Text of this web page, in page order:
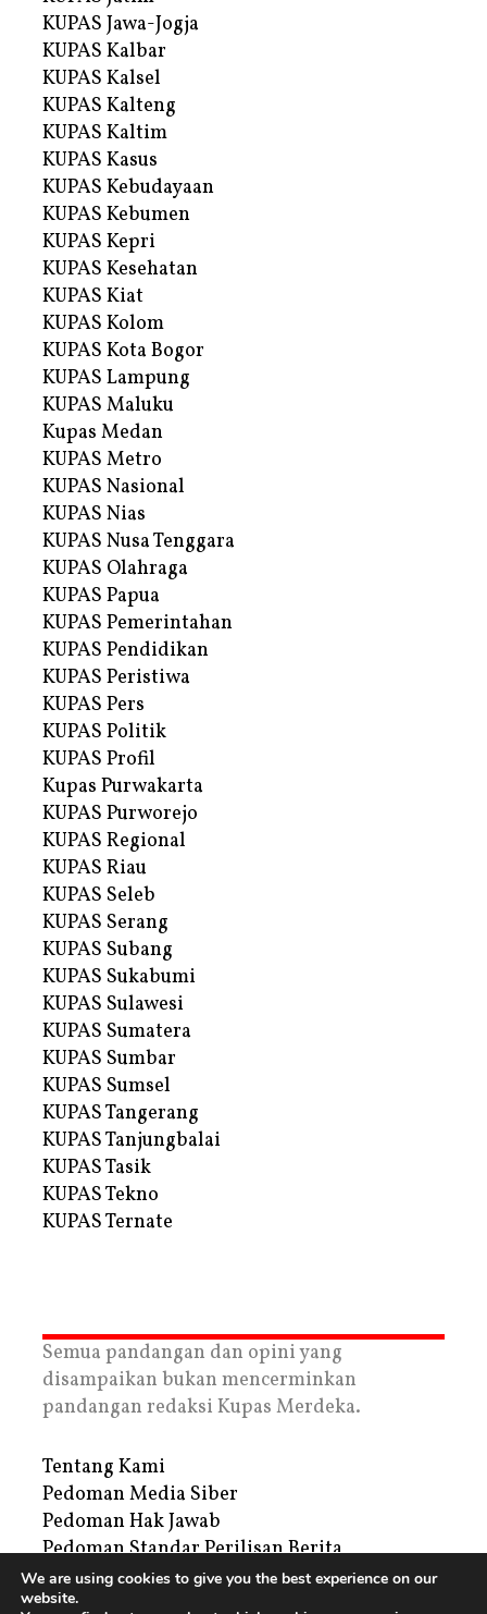
KUPAS Jawa-Jogja
KUPAS Kalbar
KUPAS Kalsel
KUPAS Kalteng
KUPAS Kaltim
KUPAS Kasus
KUPAS Kebudayaan
KUPAS Kebumen
KUPAS Kepri
KUPAS Kesehatan
KUPAS Kiat
KUPAS Kolom
KUPAS Kota Bogor
KUPAS Lampung
KUPAS Maluku
Kupas Medan
KUPAS Metro
KUPAS Nasional
KUPAS Nias
KUPAS Nusa Tenggara
KUPAS Olahraga
KUPAS Papua
KUPAS Pemerintahan
KUPAS Pendidikan
KUPAS Peristiwa
KUPAS Pers
KUPAS Politik
KUPAS Profil
Kupas Purwakarta
KUPAS Purworejo
KUPAS Regional
KUPAS Riau
KUPAS Seleb
KUPAS Serang
KUPAS Subang
KUPAS Sukabumi
KUPAS Sulawesi
KUPAS Sumatera
KUPAS Sumbar
KUPAS Sumsel
KUPAS Tangerang
KUPAS Tanjungbalai
KUPAS Tasik
KUPAS Tekno
KUPAS Ternate
Semua pandangan dan opini yang
disampaikan bukan mencerminkan
pandangan redaksi Kupas Merdeka.
Tentang Kami
Pedoman Media Siber
Pedoman Hak Jawab
Pedoman Standar Perilisan Berita
Privacy Policy
Periklanan
We are using cookies to give you the best experience on our
website.